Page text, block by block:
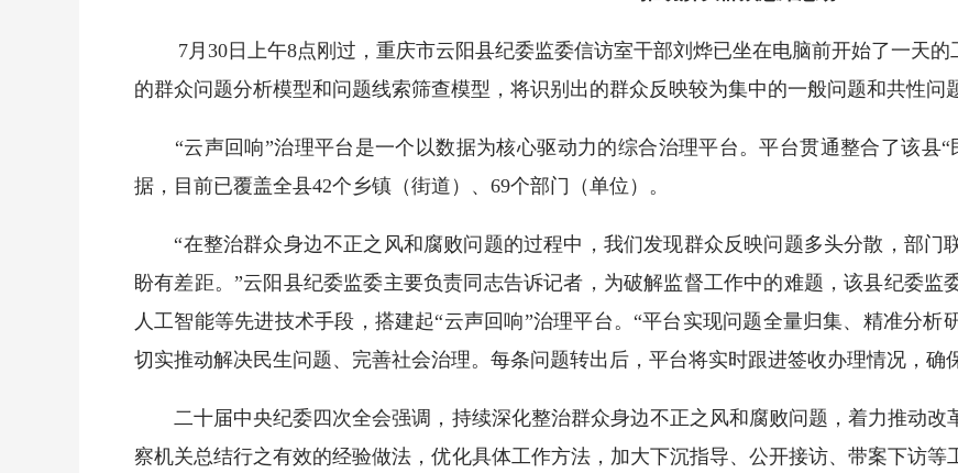
7月30日上午8点刚过，重庆市云阳县纪委监委信访室干部刘烨已坐在电脑前开始了一天
的群众问题分析模型和问题线索筛查模型，将识别出的群众反映较为集中的一般问题和共性问
“云声回响”治理平台是一个以数据为核心驱动力的综合治理平台。平台贯通整合了该县“
据，目前已覆盖全县42个乡镇（街道）、69个部门（单位）。
“在整治群众身边不正之风和腐败问题的过程中，我们发现群众反映问题多头分散，部门
盼有差距。”云阳县纪委监委主要负责同志告诉记者，为破解监督工作中的难题，该县纪委监
人工智能等先进技术手段，搭建起“云声回响”治理平台。“平台实现问题全量归集、精准分析
切实推动解决民生问题、完善社会治理。每条问题转出后，平台将实时跟进签收办理情况，确
二十届中央纪委四次全会强调，持续深化整治群众身边不正之风和腐败问题，着力推动改
察机关总结行之有效的经验做法，优化具体工作方法，加大下沉指导、公开接访、带案下访